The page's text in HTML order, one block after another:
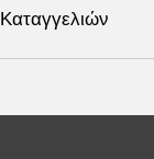
Καταγγελιών